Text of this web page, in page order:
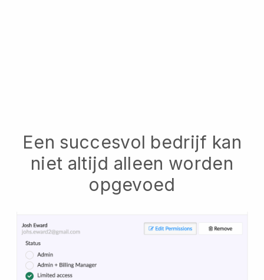
Een succesvol bedrijf kan
niet altijd alleen worden
opgevoed